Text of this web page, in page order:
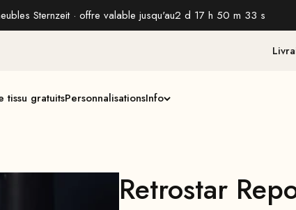
Sternzeit · offre valable jusqu'au2 d 17 h 50 m 32 s
tissu gratuitsPersonnalisationsInfo
Retrostar